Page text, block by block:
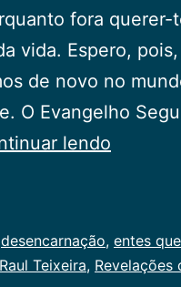
fora querer-
vida. Espero, pois,
de novo no
O Evangelho
lendo
Mortos?
desencarnação, entes
Raul Teixeira, Revelações